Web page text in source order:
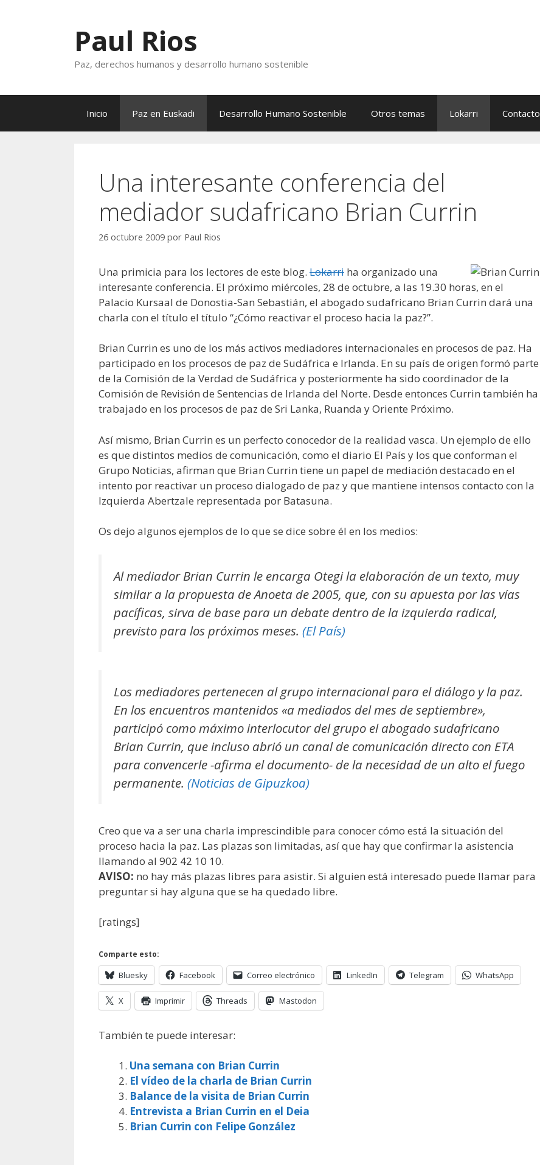
Paul Rios
Paz, derechos humanos y desarrollo humano sostenible
Inicio Paz en Euskadi Desarrollo Humano Sostenible Otros temas Lokarri Contacto
Una interesante conferencia del
mediador sudafricano Brian Currin
26 octubre 2009 por Paul Rios
Una primicia para los lectores de este blog. Lokarri ha organizado una
interesante conferencia. El próximo miércoles, 28 de octubre, a las 19.30 horas, en el
Palacio Kursaal de Donostia-San Sebastián, el abogado sudafricano Brian Currin dará una
charla con el título el título “¿Cómo reactivar el proceso hacia la paz?”.
Brian Currin es uno de los más activos mediadores internacionales en procesos de paz. Ha
participado en los procesos de paz de Sudáfrica e Irlanda. En su país de origen formó parte
de la Comisión de la Verdad de Sudáfrica y posteriormente ha sido coordinador de la
Comisión de Revisión de Sentencias de Irlanda del Norte. Desde entonces Currin también ha
trabajado en los procesos de paz de Sri Lanka, Ruanda y Oriente Próximo.
Así mismo, Brian Currin es un perfecto conocedor de la realidad vasca. Un ejemplo de ello
es que distintos medios de comunicación, como el diario El País y los que conforman el
Grupo Noticias, afirman que Brian Currin tiene un papel de mediación destacado en el
intento por reactivar un proceso dialogado de paz y que mantiene intensos contacto con la
Izquierda Abertzale representada por Batasuna.
Os dejo algunos ejemplos de lo que se dice sobre él en los medios:
Al mediador Brian Currin le encarga Otegi la elaboración de un texto, muy
similar a la propuesta de Anoeta de 2005, que, con su apuesta por las vías
pacíficas, sirva de base para un debate dentro de la izquierda radical,
previsto para los próximos meses. (El País)
Los mediadores pertenecen al grupo internacional para el diálogo y la paz.
En los encuentros mantenidos «a mediados del mes de septiembre»,
participó como máximo interlocutor del grupo el abogado sudafricano
Brian Currin, que incluso abrió un canal de comunicación directo con ETA
para convencerle -afirma el documento- de la necesidad de un alto el fuego
permanente. (Noticias de Gipuzkoa)
Creo que va a ser una charla imprescindible para conocer cómo está la situación del
proceso hacia la paz. Las plazas son limitadas, así que hay que confirmar la asistencia
llamando al 902 42 10 10.
AVISO: no hay más plazas libres para asistir. Si alguien está interesado puede llamar para
preguntar si hay alguna que se ha quedado libre.
[ratings]
Comparte esto:
Bluesky Facebook Correo electrónico LinkedIn Telegram WhatsApp
X Imprimir Threads Mastodon
También te puede interesar:
Una semana con Brian Currin
El vídeo de la charla de Brian Currin
Balance de la visita de Brian Currin
Entrevista a Brian Currin en el Deia
Brian Currin con Felipe González